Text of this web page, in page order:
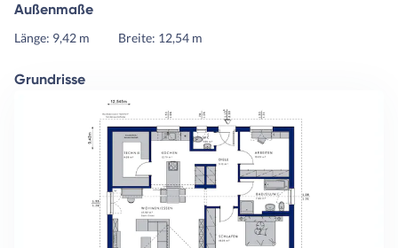
Außenmaße
Länge: 9,42 m Breite: 12,54 m
Grundrisse